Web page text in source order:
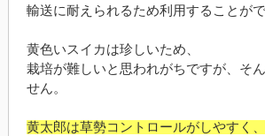
輸送に耐えられるため利用することがで
黄色いスイカは珍しいため、
栽培が難しいと思われがちですが、そ
せん。
黄太郎は草勢コントロールがしやすく